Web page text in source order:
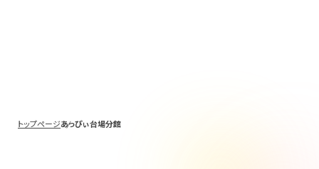
トップページあっぴぃ台場分館